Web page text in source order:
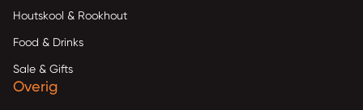
Houtskool & Rookhout
Food & Drinks
Sale & Gifts
Overig